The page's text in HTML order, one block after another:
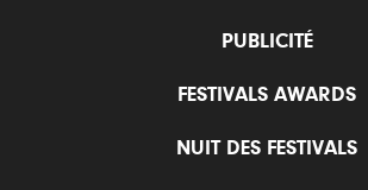
PUBLICITÉ
FESTIVALS AWARDS
NUIT DES FESTIVALS